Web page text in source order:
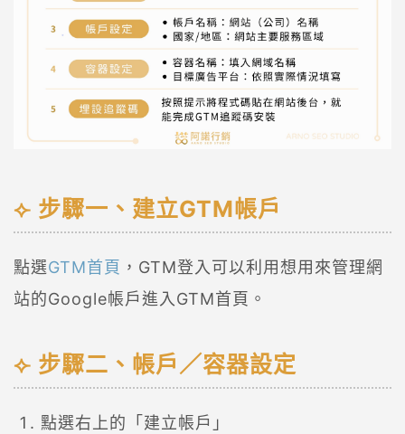
步驟一、建立GTM帳戶
點選GTM首頁 ，GTM登入可以利用想用來管理網
站的Google帳戶進入GTM首頁。
步驟二、帳戶／容器設定
點選右上的「建立帳戶」